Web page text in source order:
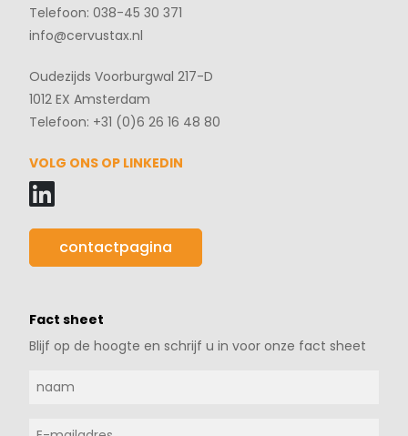
Telefoon: 038-45 30 371
info@cervustax.nl
Oudezijds Voorburgwal 217-D
1012 EX Amsterdam
Telefoon: +31 (0)6 26 16 48 80
VOLG ONS OP LINKEDIN
contactpagina
Fact sheet
Blijf op de hoogte en schrijf u in voor onze fact sheet